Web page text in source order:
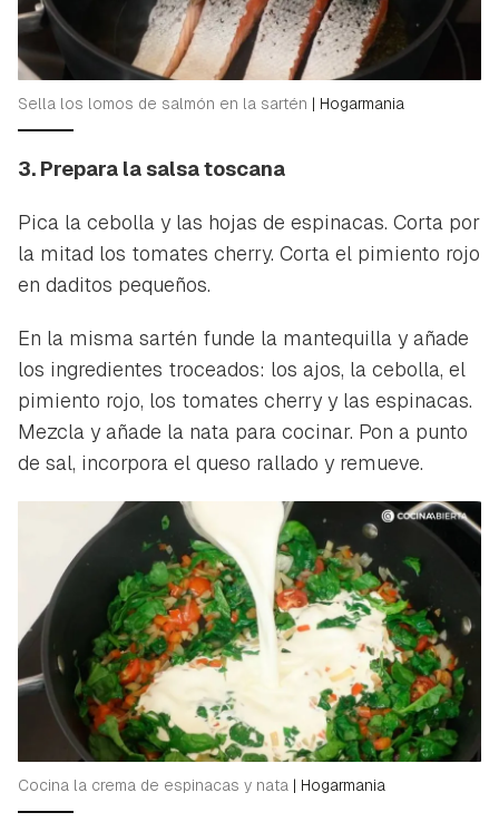
Sella los lomos de salmón en la sartén | Hogarmania
3. Prepara la salsa toscana
Pica la cebolla y las hojas de espinacas. Corta por
la mitad los tomates cherry. Corta el pimiento rojo
en daditos pequeños.
En la misma sartén funde la mantequilla y añade
los ingredientes troceados: los ajos, la cebolla, el
pimiento rojo, los tomates cherry y las espinacas.
Mezcla y añade la nata para cocinar. Pon a punto
de sal, incorpora el queso rallado y remueve.
Cocina la crema de espinacas y nata | Hogarmania